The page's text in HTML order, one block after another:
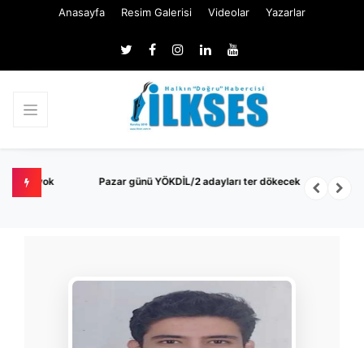
Anasayfa Resim Galerisi Videolar Yazarlar
Pazar günü YÖKDİL/2 adayları ter dökecek